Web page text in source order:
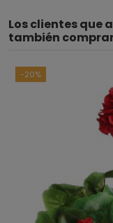
Los clientes que
también
-20%